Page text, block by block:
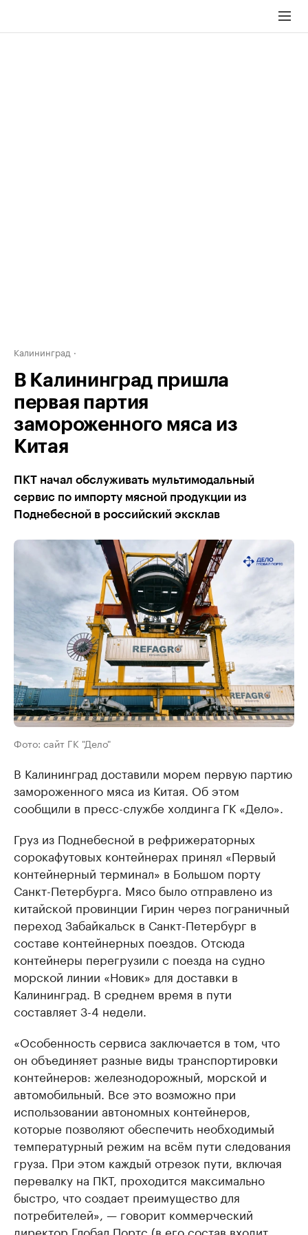
Калининград
В Калининград пришла
первая партия
замороженного мяса из
Китая
ПКТ начал обслуживать мультимодальный
сервис по импорту мясной продукции из
Поднебесной в российский эксклав
Фото: сайт ГК "Дело"
В Калининград доставили морем первую партию
замороженного мяса из Китая. Об этом
сообщили в пресс-службе холдинга ГК «Дело».
Груз из Поднебесной в рефрижераторных
сорокафутовых контейнерах принял «Первый
контейнерный терминал» в Большом порту
Санкт-Петербурга. Мясо было отправлено из
китайской провинции Гирин через пограничный
переход Забайкальск в Санкт-Петербург в
составе контейнерных поездов. Отсюда
контейнеры перегрузили с поезда на судно
морской линии «Новик» для доставки в
Калининград. В среднем время в пути
составляет 3-4 недели.
«Особенность сервиса заключается в том, что
он объединяет разные виды транспортировки
контейнеров: железнодорожный, морской и
автомобильный. Все это возможно при
использовании автономных контейнеров,
которые позволяют обеспечить необходимый
температурный режим на всём пути следования
груза. При этом каждый отрезок пути, включая
перевалку на ПКТ, проходится максимально
быстро, что создает преимущество для
потребителей», — говорит коммерческий
директор Глобал Портс (в его состав входит